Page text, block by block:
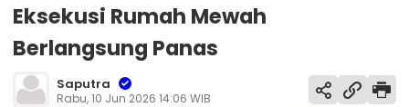
Eksekusi Rumah Mewah
Berlangsung Panas
Saputra
Rabu, 10 Jun 2026 14:06 WIB